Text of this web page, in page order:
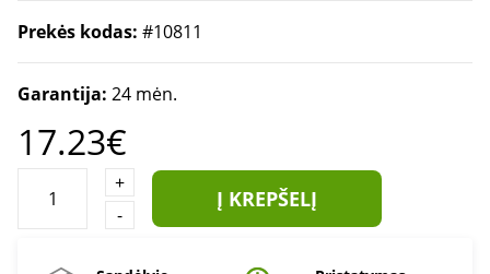
Prekės kodas: #10811
Garantija: 24 mėn.
17.23€
+
-
Į KREPŠELĮ